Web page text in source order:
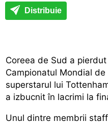
Distribuie
Coreea de Sud a
Campionatul Mondial
superstarul lui
a izbucnit în lacrimi la
Unul dintre membrii